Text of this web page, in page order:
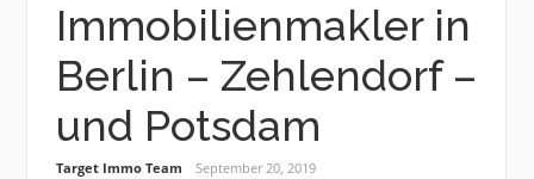
Immobilienmakler in
Berlin – Zehlendorf –
und Potsdam
Target Immo Team September 20, 2019